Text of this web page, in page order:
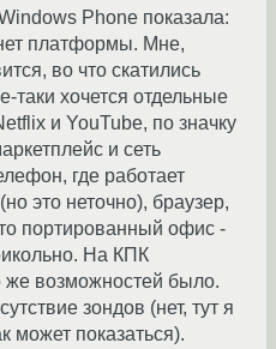
Phone показала:
платформы. Мне,
во что скатились
таки хочется отдельные
и YouTube, по значку
и сеть
где работает
это неточно), браузер,
портированный офис -
На КПК
же возможностей было.
зондов (нет, тут я
может показаться).